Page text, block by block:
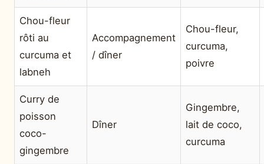
Chou-fleur
rôti au
curcuma et
labneh
Accompagnement
/ dîner
Chou-fleur,
curcuma,
poivre
Curry de
poisson
coco-
gingembre
Dîner
Gingembre,
lait de coco,
curcuma